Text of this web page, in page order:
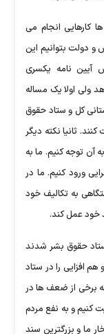
کارهایی انجام می
دولت بتوانیم این
آیین نامه یکسری
ولی اولا یک مساله
کل و ستاد حقوق
ثانیا نکته دیگر
آن توجه کنیم. ما به
ورود کنیم. ما در
به تکالیف خود
خود عمل کند.
ستاد حقوق بشر شدند
هم افزایی را در ستاد
برخی از ضعف ها در
کنیم و به نفع مردم
ما و بزرگترین سند